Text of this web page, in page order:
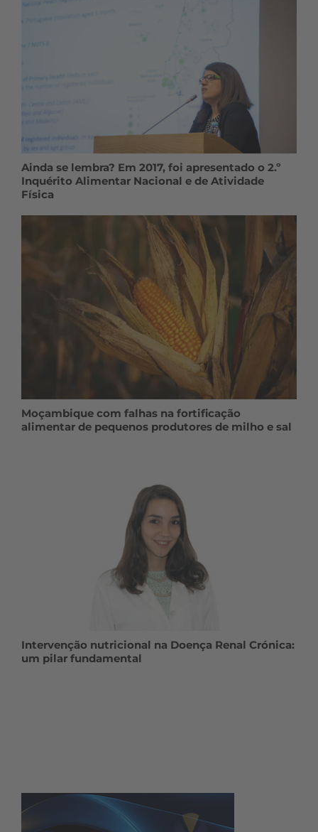
Ainda se lembra? Em 2017, foi apresentado o 2.º
Inquérito Alimentar Nacional e de Atividade
Física
Moçambique com falhas na fortificação
alimentar de pequenos produtores de milho e sal
Intervenção nutricional na Doença Renal Crónica:
um pilar fundamental